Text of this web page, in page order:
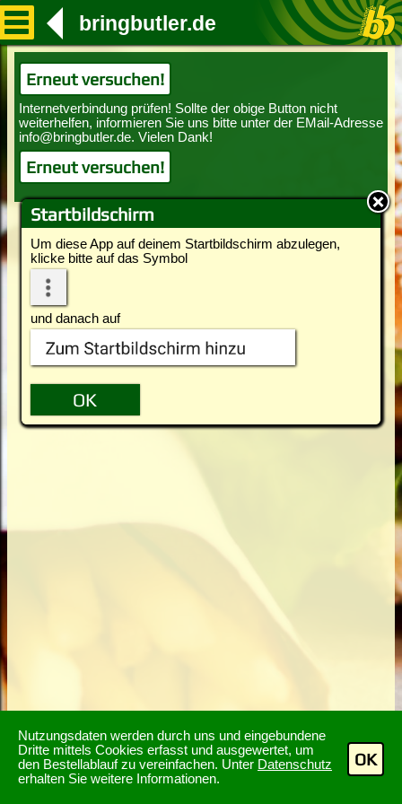
Nutzungsdaten werden durch uns und eingebundene
Dritte mittels Cookies erfasst und ausgewertet, um
den Bestellablauf zu vereinfachen. Unter Datenschutz
erhalten Sie weitere Informationen.
OK
Startbildschirm
Um diese App auf deinem Startbildschirm abzulegen,
klicke bitte auf das Symbol
und danach auf
bringbutler.de
Erneut versuchen!
Erneut versuchen!